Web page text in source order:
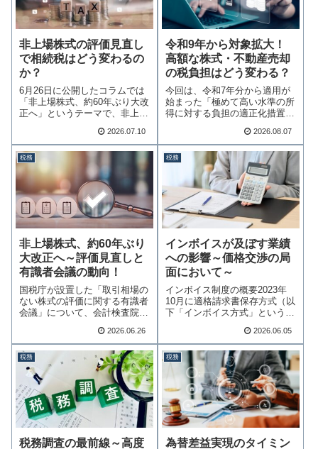
非上場株式の評価見直し
で相続税はどう変わるの
か？
6月26日に公開したコラムでは
「非上場株式、約60年ぶり大改
正へ」というテーマで、非上場
2026.07.10
令和9年から対象拡大！
高額な株式・不動産売却
の税負担はどう変わる？
今回は、令和7年分から適用が
始まった「極めて高い水準の所
得に対する負担の適正化措置」
2026.08.07
税務
非上場株式、約60年ぶり
大改正へ～評価見直しと
有識者会議の動向！
国税庁が設置した「取引相場の
ない株式の評価に関する有識者
会議」について、会計検査院の
2026.06.26
税務
インボイスが及ぼす業績
への影響～価格交渉の局
面において～
インボイス制度の概要2023年
10月に適格請求書保存方式（以
下「インボイス方式」という）
2026.06.05
税務
税務調査の最前線～高度
税務
為替差益実現のタイミン